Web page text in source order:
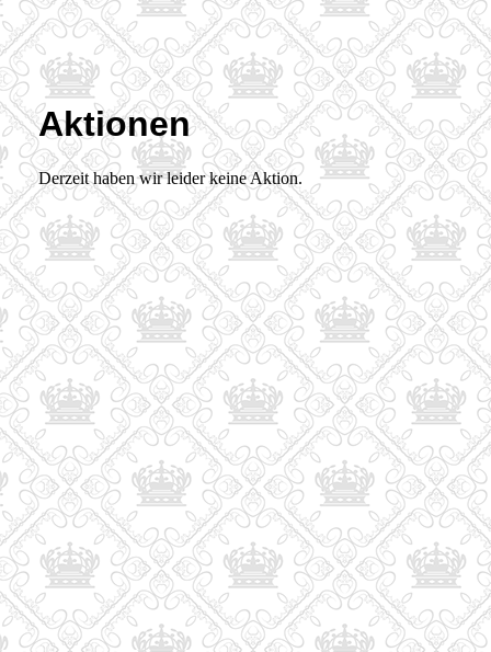
Aktionen
Derzeit haben wir leider keine Aktion.